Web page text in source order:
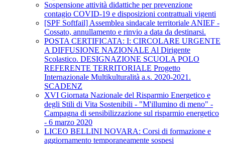
Sospensione attività didattiche per prevenzione
contagio COVID-19 e disposizioni contrattuali vigenti
[SPF Softfail] Assemblea sindacale territoriale ANIEF -
Cossato, annullamento e rinvio a data da destinarsi.
POSTA CERTIFICATA: I: CIRCOLARE URGENTE
A DIFFUSIONE NAZIONALE Al Dirigente
Scolastico. DESIGNAZIONE SCUOLA POLO
REFERENTE TERRITORIALE Progetto
Internazionale Multikulturalità a.s. 2020-2021.
SCADENZ
XVI Giornata Nazionale del Risparmio Energetico e
degli Stili di Vita Sostenibili - "M'illumino di meno" -
Campagna di sensibilizzazione sul risparmio energetico
- 6 marzo 2020
LICEO BELLINI NOVARA: Corsi di formazione e
aggiornamento temporaneamente sospesi